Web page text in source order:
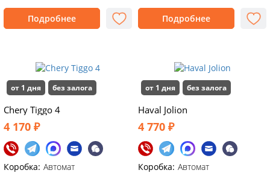
Подробнее Подробнее
от 1 дня без залога
Chery Tiggo 4
4 170 ₽
Коробка: Автомат
от 1 дня без залога
Haval Jolion
4 770 ₽
Коробка: Автомат